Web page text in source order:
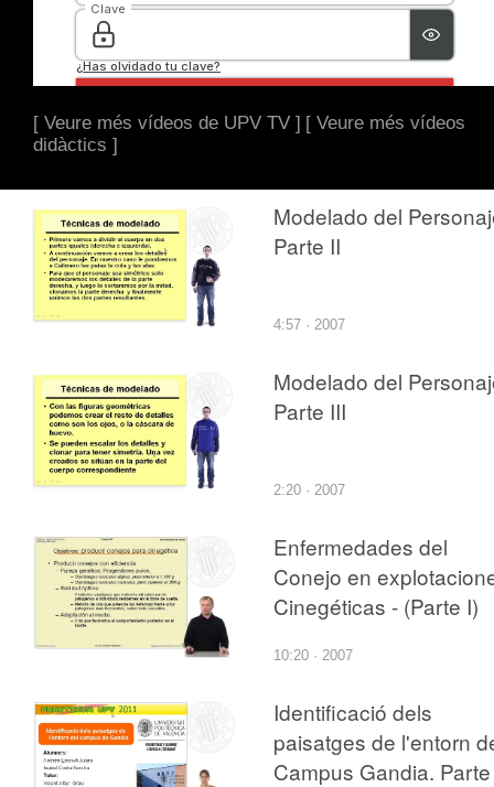
[ Veure més vídeos de UPV TV ] [ Veure més vídeos
didàctics ]
Modelado del
Parte II
4:57 · 2007
Modelado del
Parte III
2:20 · 2007
Enfermedades del
Conejo en
Cinegéticas - (Parte I)
10:20 · 2007
Identificació dels
paisatges de l'entorn
Campus Gandia.